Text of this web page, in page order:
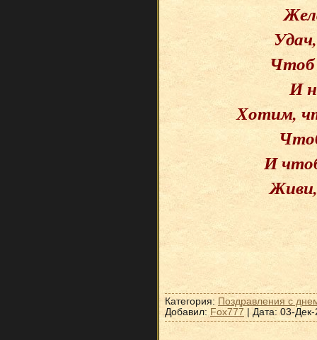
Чтоб
И
Хотим,
И
Категория: Поздравления с
Добавил: Fox777 | Дата:03-Дек-